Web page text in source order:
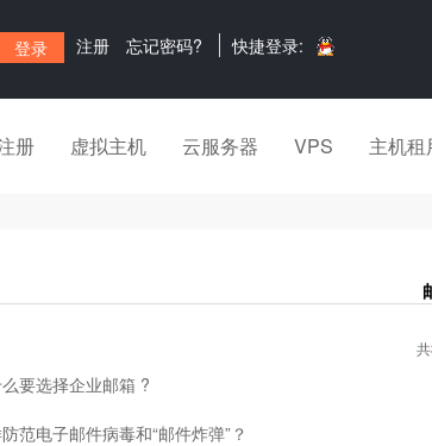
注册 忘记密码? 快捷登录:
册 虚拟主机 云服务器 VPS 主机租
共
要选择企业邮箱 ?
范电子邮件病毒和“邮件炸弹”？